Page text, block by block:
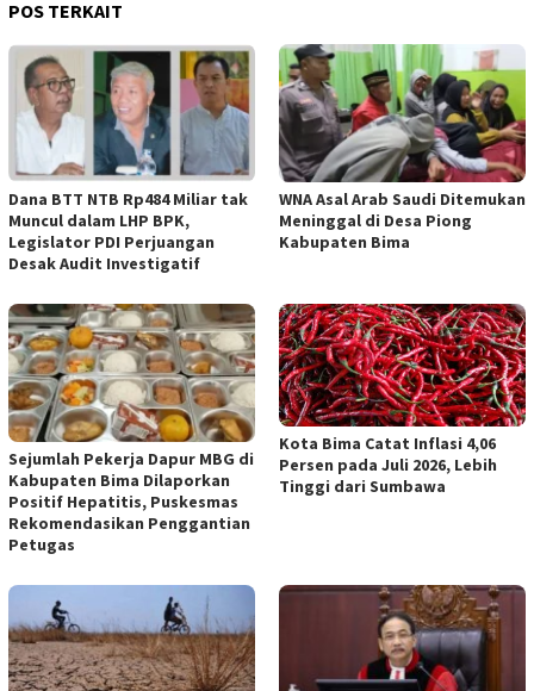
POS TERKAIT
Dana BTT NTB Rp484 Miliar tak
Muncul dalam LHP BPK,
Legislator PDI Perjuangan
Desak Audit Investigatif
WNA Asal Arab Saudi Ditemukan
Meninggal di Desa Piong
Kabupaten Bima
Sejumlah Pekerja Dapur MBG di
Kabupaten Bima Dilaporkan
Positif Hepatitis, Puskesmas
Rekomendasikan Penggantian
Petugas
Kota Bima Catat Inflasi 4,06
Persen pada Juli 2026, Lebih
Tinggi dari Sumbawa